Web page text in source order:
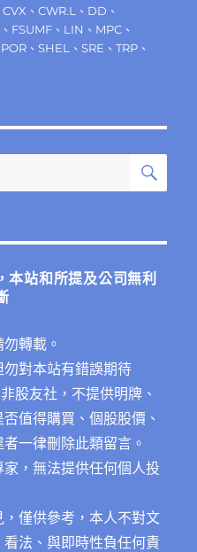
CVX 、CWR.L 、 DD 、
、 FSUMF 、 LIN 、 MPC 、
POR 、SHEL 、SRE 、TRP 、
搜
本站和所提及公司無利
轉載。
對本站有錯誤期待
股友社，不提供明牌、
值得購買、個股股價、
一律刪除此類留言。
，無法提供任何個人投
僅供參考，本人不對文
法、與即時性負任何責